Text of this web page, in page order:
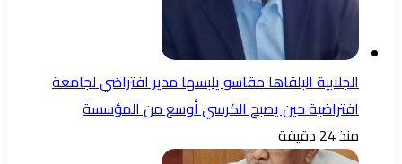
الجلابية البلقاها مقاسو يلبسها ​مدير افتراضي لجامعة
افتراضية حين يصبح الكرسي أوسع من المؤسسة
منذ 24 دقيقة